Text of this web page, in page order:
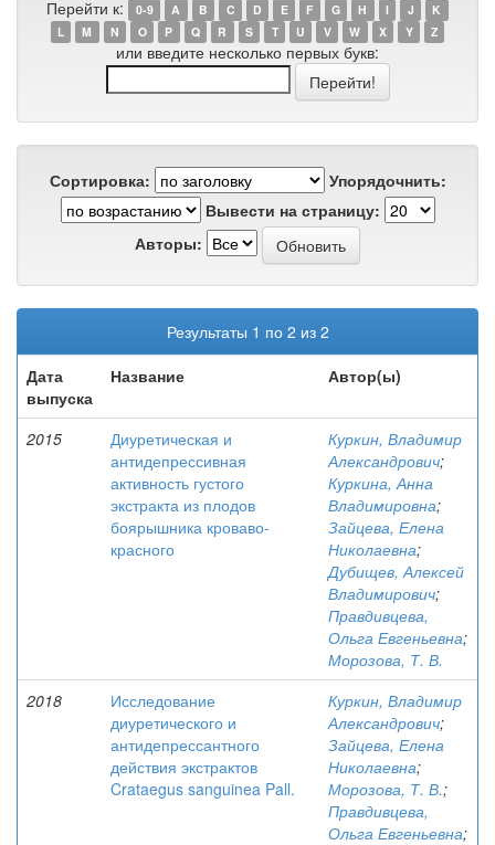
Перейти к: 0-9 A B C D E F G H I J
K
L
M N O P Q R S T U V W X Y Z
или введите несколько первых букв:
Сортировка:
Упорядочнить:
Вывести на страницу:
Авторы:
Результаты 1 по 2 из 2
Дата
выпуска
Название Автор(ы)
2015
Диуретическая и
антидепрессивная
активность густого
экстракта из плодов
боярышника кроваво-
красного
Куркин, Владимир
Александрович;
Куркина, Анна
Владимировна;
Зайцева, Елена
Николаевна;
Дубищев, Алексей
Владимирович;
Правдивцева,
Ольга Евгеньевна;
Морозова, Т. В.
2018
Исследование
диуретического и
антидепрессантного
действия экстрактов
Crataegus sanguinea Pall.
Куркин, Владимир
Александрович;
Зайцева, Елена
Николаевна;
Морозова, Т. В.;
Правдивцева,
Ольга Евгеньевна;